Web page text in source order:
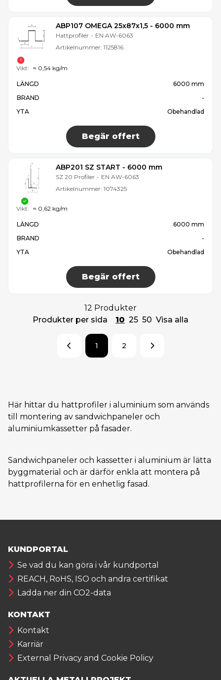
ABP107 OMEGA 25x87x1,5 - 6000 mm
Hattprofiler - EN AW-6063
Artikelnummer: 1125816
LÄNGD
6000 mm
BRAND
-
YTA
Obehandlad
Begär offert
Vikt: ≈ 0,54 kg/m
ABP201 SZ START - 6000 mm
SZ 20 Profiler - EN AW-6063
Artikelnummer: 1074325
LÄNGD
6000 mm
BRAND
-
YTA
Obehandlad
Begär offert
Vikt: ≈ 0,62 kg/m
12 Produkter
Produkter per sida
10 25 50 Visa alla
1 2
Här hittar du hattprofiler i aluminium som används
till montering av sandwichpaneler och
aluminiumkassetter på fasader.
Sandwichpaneler och kassetter i aluminium är lätta
byggmaterial och är därför enkla att montera på
hattprofilerna för en enhetlig fasad.
KUNDPORTAL
Se vad du kan göra i vår kundportal
REACH, RoHS, ISO och andra certifikat
Ladda ner din CO2-data
KONTAKT
Kontakt
Karriär
External Privacy and Cookie Policy